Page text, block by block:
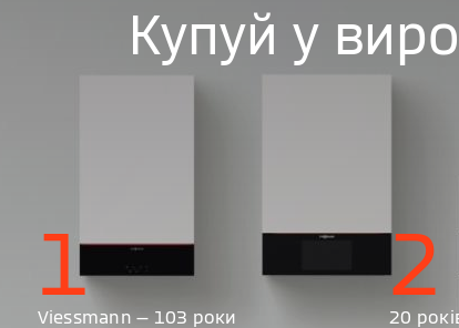
Купуй у
1
Viessmann — 103 роки
2
20